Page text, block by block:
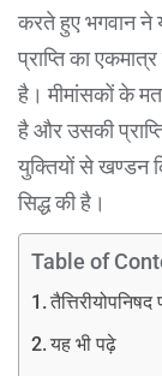
करते हुए भगवान ने
प्राप्ति का
है। मीमांसकों के
है और उसकी
युक्तियों से खण्डन
सिद्ध की है।
Table of
तैत्तिरीयोपनिषद
यह भी पढ़े